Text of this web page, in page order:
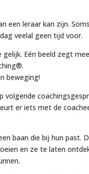
een leraar kan zijn.
veelal geen tijd voor.
Eén beeld zegt
beweging!
volgende
er iets met de
baan die bij hun past.
en ze te laten